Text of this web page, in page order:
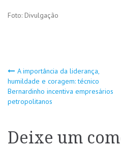
Foto: Divulgação
Navegação
de
A importância da liderança,
humildade e coragem: técnico
Bernardinho incentiva empresários
petropolitanos
Deixe um